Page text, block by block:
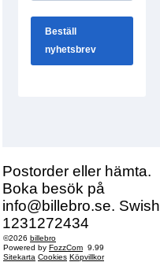
Postorder eller hämta.
Boka besök på
info@billebro.se. Swish
1231272434
©2026 billebro
Powered by FozzCom 9.99
Sitekarta Cookies Köpvillkor